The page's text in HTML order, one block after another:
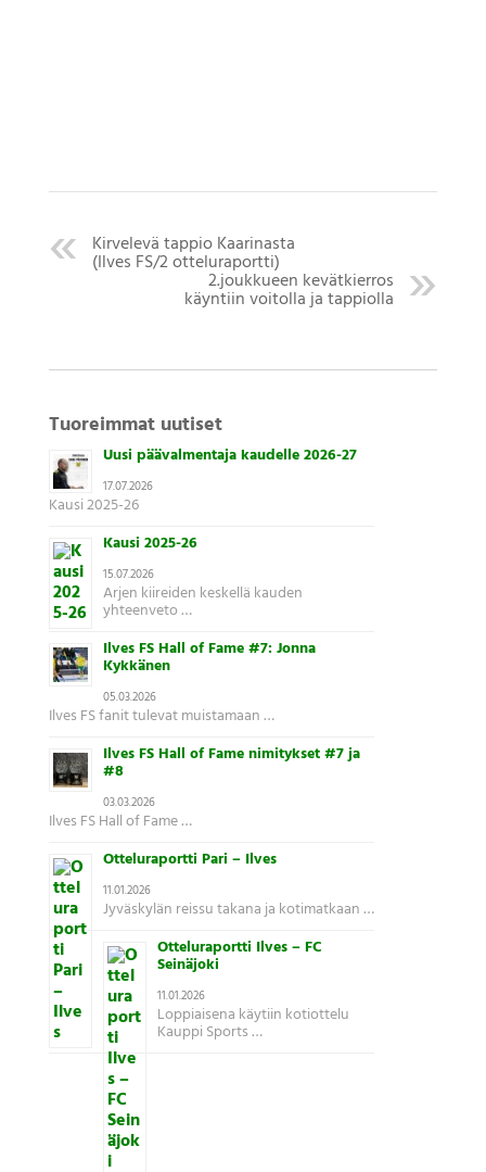
Kirvelevä tappio Kaarinasta
(Ilves FS/2 otteluraportti)
2.joukkueen kevätkierros
käyntiin voitolla ja tappiolla
Tuoreimmat uutiset
Uusi päävalmentaja kaudelle 2026-27
17.07.2026
Kausi 2025-26
Kausi 2025-26
15.07.2026
Arjen kiireiden keskellä kauden
yhteenveto …
Ilves FS Hall of Fame #7: Jonna
Kykkänen
05.03.2026
Ilves FS fanit tulevat muistamaan …
Ilves FS Hall of Fame nimitykset #7 ja
#8
03.03.2026
Ilves FS Hall of Fame …
Otteluraportti Pari – Ilves
11.01.2026
Jyväskylän reissu takana ja kotimatkaan …
Otteluraportti Ilves – FC
Seinäjoki
11.01.2026
Loppiaisena käytiin kotiottelu
Kauppi Sports …